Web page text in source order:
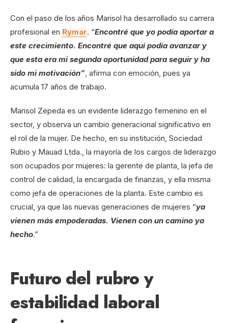
Con el paso de los años Marisol ha desarrollado su carrera
profesional en Rymar. “Encontré que yo podía aportar a
este crecimiento. Encontré que aquí podía avanzar y
que esta era mi segunda oportunidad para seguir y ha
sido mi motivación”, afirma con emoción, pues ya
acumula 17 años de trabajo.
Marisol Zepeda es un evidente liderazgo femenino en el
sector, y observa un cambio generacional significativo en
el rol de la mujer. De hecho, en su institución, Sociedad
Rubio y Mauad Ltda., la mayoría de los cargos de liderazgo
son ocupados por mujeres: la gerente de planta, la jefa de
control de calidad, la encargada de finanzas, y ella misma
como jefa de operaciones de la planta. Este cambio es
crucial, ya que las nuevas generaciones de mujeres “ya
vienen más empoderadas. Vienen con un camino ya
hecho.”
Futuro del rubro y
estabilidad laboral